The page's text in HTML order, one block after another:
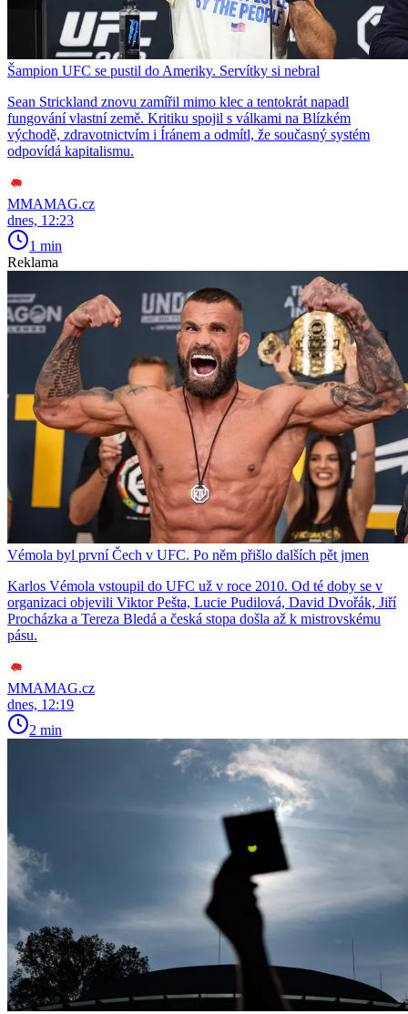
Šampion UFC se pustil do Ameriky. Servítky si nebral
Sean Strickland znovu zamířil mimo klec a tentokrát napadl
fungování vlastní země. Kritiku spojil s válkami na Blízkém
východě, zdravotnictvím i Íránem a odmítl, že současný systém
odpovídá kapitalismu.
MMAMAG.cz
dnes, 12:23
1 min
Reklama
Vémola byl první Čech v UFC. Po něm přišlo dalších pět jmen
Karlos Vémola vstoupil do UFC už v roce 2010. Od té doby se v
organizaci objevili Viktor Pešta, Lucie Pudilová, David Dvořák, Jiří
Procházka a Tereza Bledá a česká stopa došla až k mistrovskému
pásu.
MMAMAG.cz
dnes, 12:19
2 min